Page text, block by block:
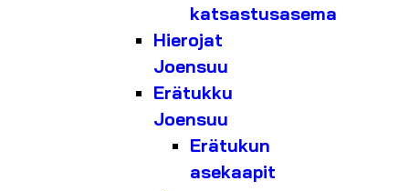
katsastusasema
Hierojat
Joensuu
Erätukku
Joensuu
Erätukun
asekaapit